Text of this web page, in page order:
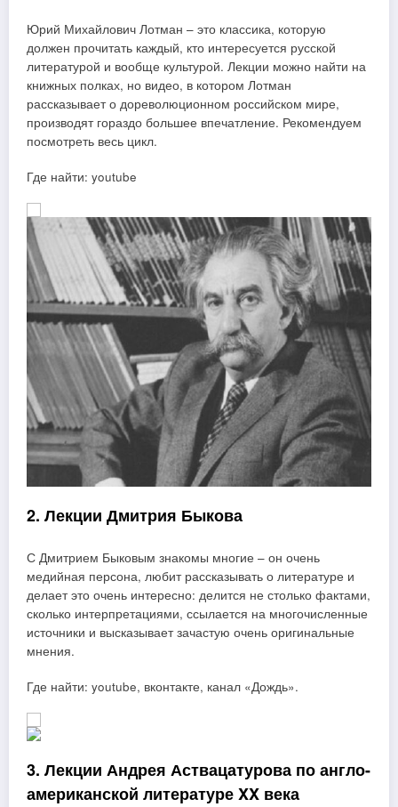
Юрий Михайлович Лотман – это классика, которую
должен прочитать каждый, кто интересуется русской
литературой и вообще культурой. Лекции можно найти на
книжных полках, но видео, в котором Лотман
рассказывает о дореволюционном российском мире,
производят гораздо большее впечатление. Рекомендуем
посмотреть весь цикл.
Где найти: youtube
2. Лекции Дмитрия Быкова
С Дмитрием Быковым знакомы многие – он очень
медийная персона, любит рассказывать о литературе и
делает это очень интересно: делится не столько фактами,
сколько интерпретациями, ссылается на многочисленные
источники и высказывает зачастую очень оригинальные
мнения.
Где найти: youtube, вконтакте, канал «Дождь».
3. Лекции Андрея Аствацатурова по англо-
американской литературе XX века